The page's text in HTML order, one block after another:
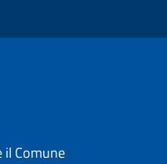
il Comune